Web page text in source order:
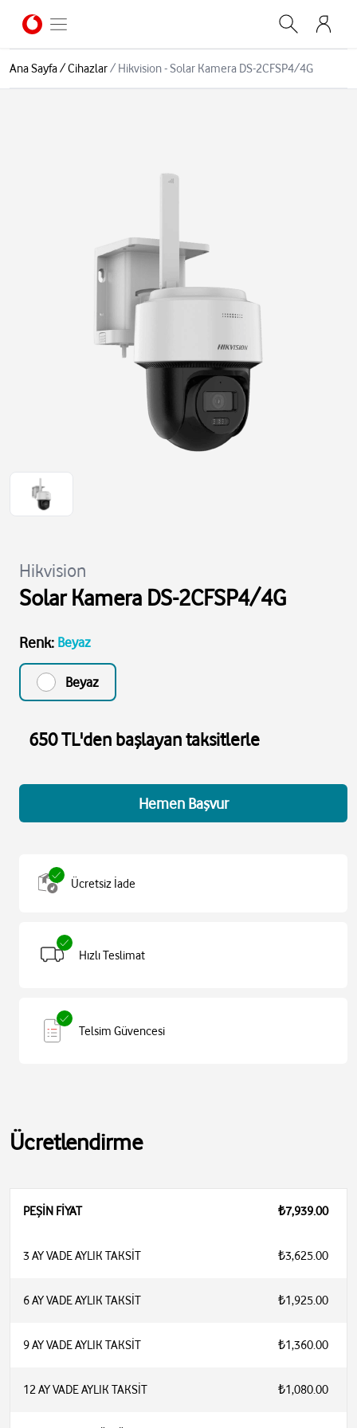
Ana Sayfa/Cihazlar/ Hikvision - Solar Kamera DS-2CFSP4/4G
Hikvision
Solar Kamera DS-2CFSP4/4G
Renk: Beyaz
Beyaz
650 TL'den başlayan taksitlerle
Hemen Başvur
Ücretsiz İade
Hızlı Teslimat
Telsim Güvencesi
Ücretlendirme
PEŞİN FİYAT ₺7,939.00
3 AY VADE AYLIK TAKSİT ₺3,625.00
6 AY VADE AYLIK TAKSİT ₺1,925.00
9 AY VADE AYLIK TAKSİT ₺1,360.00
12 AY VADE AYLIK TAKSİT ₺1,080.00